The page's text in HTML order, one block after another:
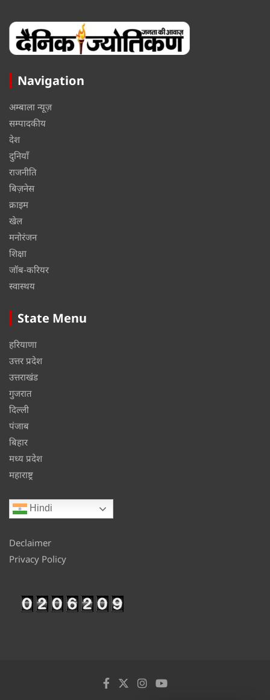
Navigation
अम्बाला न्यूज़
सम्पादकीय
देश
दुनियाँ
राजनीति
बिज़नेस
क्राइम
खेल
मनोरंजन
शिक्षा
जॉब-करियर
स्वास्थय
State Menu
हरियाणा
उत्तर प्रदेश
उत्तराखंड
गुजरात
दिल्ली
पंजाब
बिहार
मध्य प्रदेश
महाराष्ट्र
Hindi
Declaimer
Privacy Policy